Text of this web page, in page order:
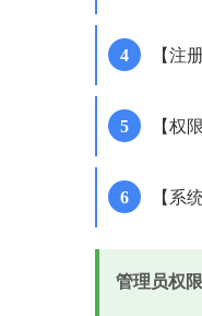
【注
【权
【系
管理员权